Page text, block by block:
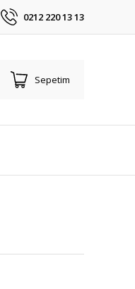
0212 220 13 13
Sepetim